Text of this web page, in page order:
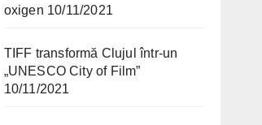
oxigen 10/11/2021
TIFF transformă Clujul într-un
„UNESCO City of Film”
10/11/2021